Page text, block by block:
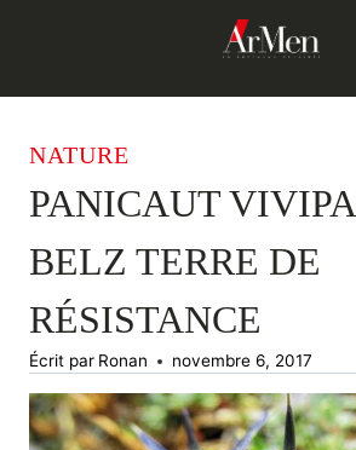
NATURE
PANICAUT
BELZ TERRE DE
RÉSISTANCE
Écrit par Ronan novembre 6, 2017